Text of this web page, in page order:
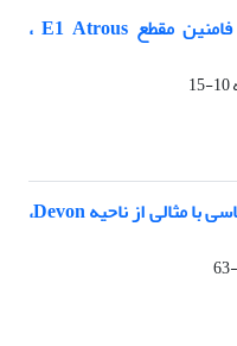
کنودونتهای صفحه ای مرز فرازنین فامنین مقطع E1 Atrous ،
10-15
نقش کنودونت‌ها در مطالعات چینه‌شناسی با مثالی از ناحیه Devon،